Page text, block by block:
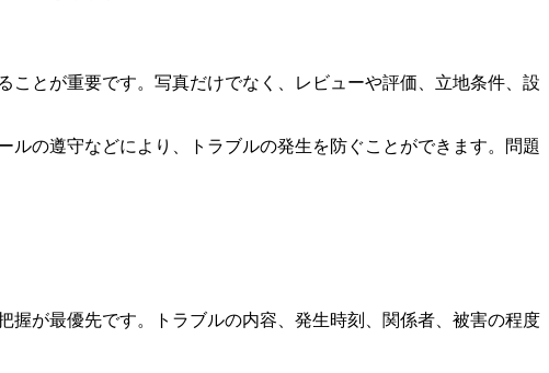
とが重要です。写真だけでなく、レビューや評価、立地条件、設
の遵守などにより、トラブルの発生を防ぐことができます。問題
が最優先です。トラブルの内容、発生時刻、関係者、被害の程度